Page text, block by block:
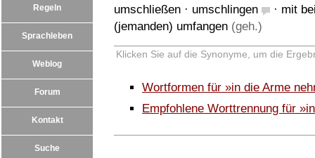
Regeln
Sprachleben
Weblog
Forum
Kontakt
Suche
umschließen · umschlingen · mit
(jemanden) umfangen (geh.)
Klicken Sie auf die Synonyme, um die
Wortformen für »in die Arme
Empfohlene Worttrennung für